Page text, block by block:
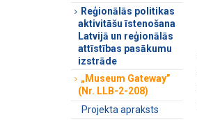
Reģionālās politikas
aktivitāšu īstenošana
Latvijā un reģionālās
attīstības pasākumu
izstrāde
„Museum Gateway”
(Nr. LLB-2-208)
Projekta apraksts